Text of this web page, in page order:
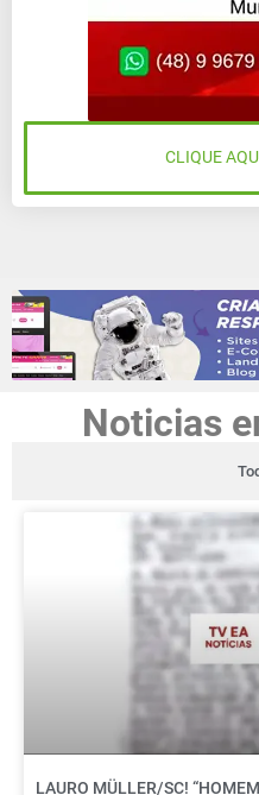
CLIQUE
Noticias
LAURO MÜLLER/SC!